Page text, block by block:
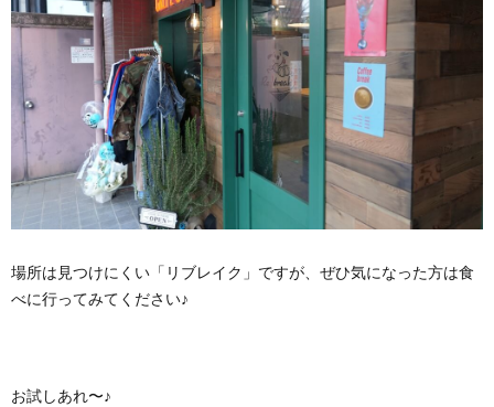
場所は見つけにくい「リブレイク」ですが、ぜひ気になった方は食
べに行ってみてください♪
お試しあれ〜♪